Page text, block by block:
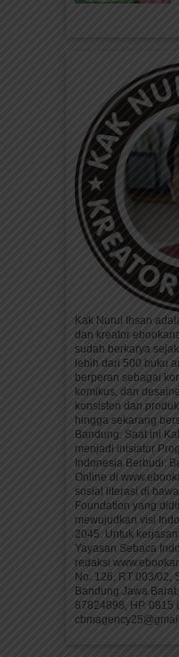
Kak Nurul Ihsan
dan kreator
sudah berkarya
lebih dari 500 buku
berperan sebagai
komikus, dan
konsisten dan
hingga sekarang
Bandung. Saat ini
menjadi inisiator
Indonesia Berbudi:
Online di
sosial literasi di
Foundation yang
mewujudkan visi
2045. Untuk
Yayasan Sebaca
redaksi
No. 126, RT 003/02,
Bandung Jawa
87824898, HP. 0815